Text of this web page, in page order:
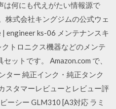
は何にも代えがたい情報源で
株式会社キングジムの公式ウェ
| engineer ks-06 メンテナンスキ
トロニクス機器などのメンテ
ットです。 Amazon.com で、
ター 純正インク・純正タンク
スタマーレビューとレビュー評
ーシー GLM310 [A3対応 ラミ